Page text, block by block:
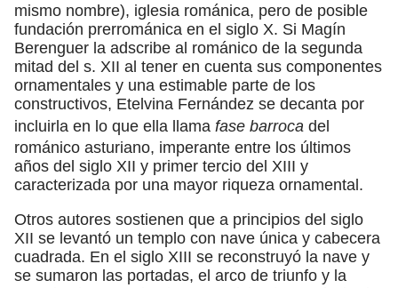
mismo nombre), iglesia románica, pero de posible
fundación prerrománica en el siglo X. Si Magín
Berenguer la adscribe al románico de la segunda
mitad del s. XII al tener en cuenta sus componentes
ornamentales y una estimable parte de los
constructivos, Etelvina Fernández se decanta por
incluirla en lo que ella llama fase barroca del
románico asturiano, imperante entre los últimos
años del siglo XII y primer tercio del XIII y
caracterizada por una mayor riqueza ornamental.
Otros autores sostienen que a principios del siglo
XII se levantó un templo con nave única y cabecera
cuadrada. En el siglo XIII se reconstruyó la nave y
se sumaron las portadas, el arco de triunfo y la